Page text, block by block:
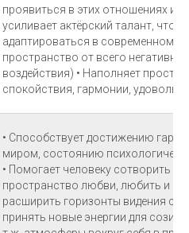
проявиться в этих отношениях
усиливает актёрский талант, что
адаптироваться в современном
пространство от всего
воздействия) • Наполняет
спокойствия, гармонии,
• Способствует достижению
миром, состоянию
• Помогает человеку сотворить
пространство любви, любить и
расширить горизонты видения
принять новые энергии для